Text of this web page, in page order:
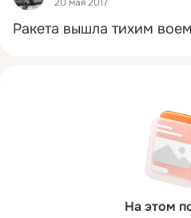
Ракета вышла тихим
На этом